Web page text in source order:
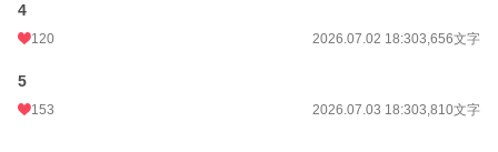
累計ポイント
4
120 2026.07.02 18:303,656文字
5
153 2026.07.03 18:303,810文字